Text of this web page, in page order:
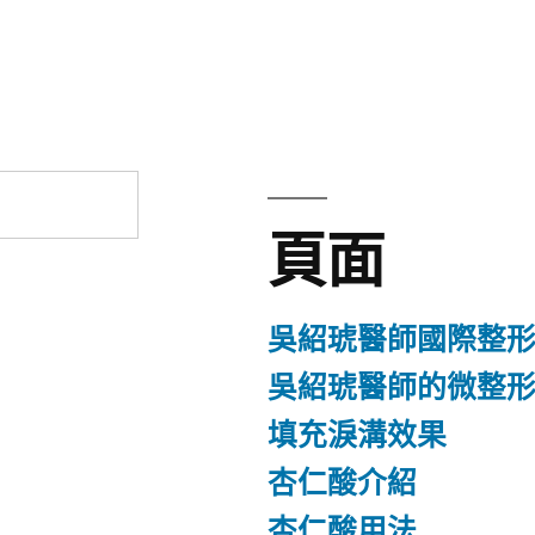
頁面
吳紹琥醫師國際整
吳紹琥醫師的微整
填充淚溝效果
杏仁酸介紹